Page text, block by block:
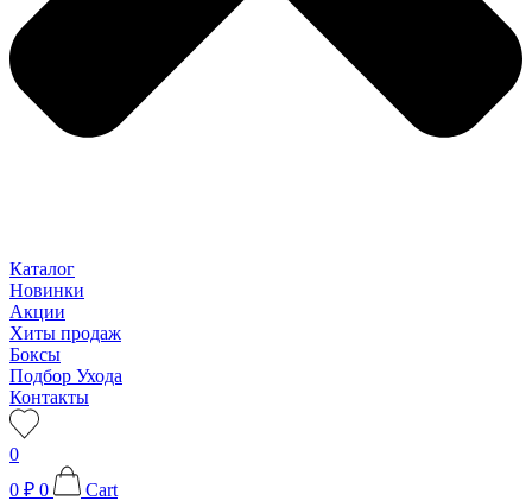
Каталог
Новинки
Акции
Хиты продаж
Боксы
Подбор Ухода
Контакты
0
0 ₽ 0 Cart